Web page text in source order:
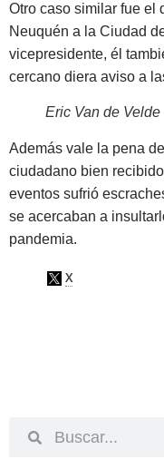
Otro caso similar fue el
Neuquén a la Ciudad
vicepresidente, él
cercano diera aviso a
Eric Van de Velde
Además vale la pena
ciudadano bien
eventos sufrió
se acercaban a
pandemia.